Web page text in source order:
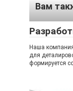
Вам
Наша
для
формируется